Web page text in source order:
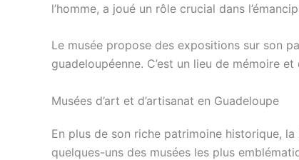
l’homme, a joué un rôle crucial dans
Le musée propose des expositions sur son
guadeloupéenne. C’est un lieu de mémoire
Musées d’art et d’artisanat en Guadeloupe
En plus de son riche patrimoine historique,
quelques-uns des musées les plus